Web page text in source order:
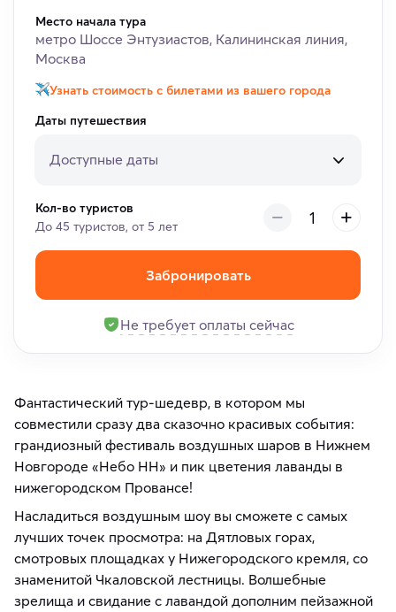
Место начала тура
метро Шоссе Энтузиастов, Калининская линия,
Москва
Узнать стоимость с билетами из вашего города
Даты путешествия
Доступные даты
Кол-во туристов
До 45 туристов, от 5 лет
Забронировать
Не требует оплаты сейчас
Фантастический тур-шедевр, в котором мы
совместили сразу два сказочно красивых события:
грандиозный фестиваль воздушных шаров в Нижнем
Новгороде «Небо НН» и пик цветения лаванды в
нижегородском Провансе!
Насладиться воздушным шоу вы сможете с самых
лучших точек просмотра: на Дятловых горах,
смотровых площадках у Нижегородского кремля, со
знаменитой Чкаловской лестницы. Волшебные
зрелища и свидание с лавандой дополним пейзажной